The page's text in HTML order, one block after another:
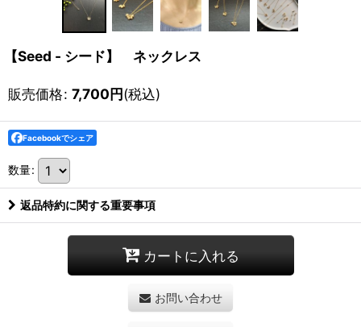
【Seed - シード】 ネックレス
販売価格: 7,700円(税込)
Facebookでシェア
数量:
返品特約に関する重要事項
カートに入れる
お問い合わせ